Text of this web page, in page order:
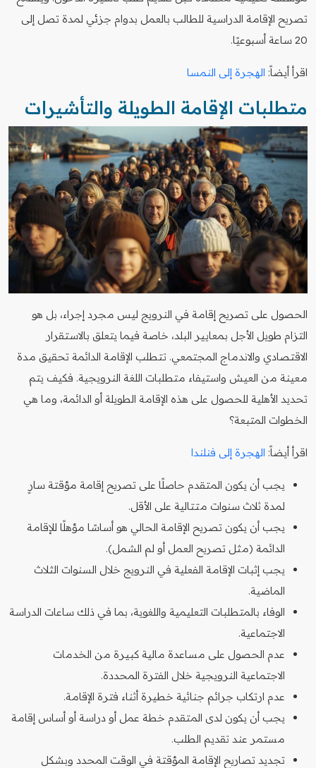
تصريح الإقامة الدراسية للطالب بالعمل بدوام جزئي لمدة تصل إلى
20 ساعة أسبوعيًا.
اقرأ أيضاً: الهجرة إلى النمسا
متطلبات الإقامة الطويلة والتأشيرات
الحصول على تصريح إقامة في النرويج ليس مجرد إجراء، بل هو
التزام طويل الأجل بمعايير البلد، خاصة فيما يتعلق بالاستقرار
الاقتصادي والاندماج المجتمعي. تتطلب الإقامة الدائمة تحقيق مدة
معينة من العيش واستيفاء متطلبات اللغة النرويجية. فكيف يتم
تحديد الأهلية للحصول على هذه الإقامة الطويلة أو الدائمة، وما هي
الخطوات المتبعة؟
اقرأ أيضاً: الهجرة إلى فنلندا
يجب أن يكون المتقدم حاصلًا على تصريح إقامة مؤقتة سارٍ
لمدة ثلاث سنوات متتالية على الأقل.
يجب أن يكون تصريح الإقامة الحالي هو أساسًا مؤهلًا للإقامة
الدائمة (مثل تصريح العمل أو لم الشمل).
يجب إثبات الإقامة الفعلية في النرويج خلال السنوات الثلاث
الماضية.
الوفاء بالمتطلبات التعليمية واللغوية، بما في ذلك ساعات الدراسة
الاجتماعية.
عدم الحصول على مساعدة مالية كبيرة من الخدمات
الاجتماعية النرويجية خلال الفترة المحددة.
عدم ارتكاب جرائم جنائية خطيرة أثناء فترة الإقامة.
يجب أن يكون لدى المتقدم خطة عمل أو دراسة أو أساس إقامة
مستمر عند تقديم الطلب.
تجديد تصاريح الإقامة المؤقتة في الوقت المحدد وبشكل